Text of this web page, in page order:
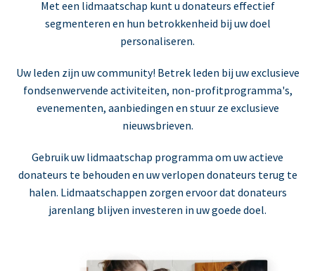
Met een lidmaatschap kunt u donateurs effectief
segmenteren en hun betrokkenheid bij uw doel
personaliseren.
Uw leden zijn uw community! Betrek leden bij uw exclusieve
fondsenwervende activiteiten, non-profitprogramma's,
evenementen, aanbiedingen en stuur ze exclusieve
nieuwsbrieven.
Gebruik uw lidmaatschap programma om uw actieve
donateurs te behouden en uw verlopen donateurs terug te
halen. Lidmaatschappen zorgen ervoor dat donateurs
jarenlang blijven investeren in uw goede doel.